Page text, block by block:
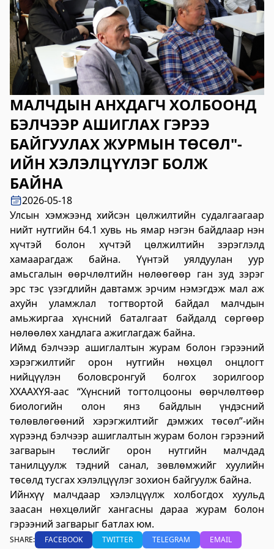
2023-06-06 14:53:59
Дэлгэрэнгүй
Булган аймгийн Нийгмийн даатгалын
хэлтэс
2023-06-06 14:50:54
Дэлгэрэнгүй
Өвөрхангай аймгийн цагдаагийн газар
2023-06-06 14:46:41
Дэлгэрэнгүй
Булган аймгийн Засаг Даргын Тамгын
газар
2023-06-06 14:41:13
Дэлгэрэнгүй
Дорноговь аймаг дахь Төрийн цахим
үйлчилгээний "ХУРДАН" төв
2023-06-06 13:37:31
Дэлгэрэнгүй
Говьсүмбэр аймаг дахь Төрийн цахим
үйлчилгээний хэлтэс
2023-06-05 22:55:03
Дэлгэрэнгүй
Хөдөлмөр, халамжийн үйлчилгээний
газар
2023-06-06 06:47:28
Дэлгэрэнгүй
Улсын бүртгэлийн хэлтэс
2023-06-06 06:41:23
Дэлгэрэнгүй
МАЛЧДЫН АНХДАГЧ ХОЛБООНД
БЭЛЧЭЭР АШИГЛАХ ГЭРЭЭ
БАЙГУУЛАХ ЖУРМЫН ТӨСӨЛ"-
ИЙН ХЭЛЭЛЦҮҮЛЭГ БОЛЖ
БАЙНА
2026-05-18
Улсын хэмжээнд хийсэн цөлжилтийн судалгаагаар
нийт нутгийн 64.1 хувь нь ямар нэгэн байдлаар нэн
хүчтэй болон хүчтэй цөлжилтийн зэрэглэлд
хамаарагдаж байна. Үүнтэй уялдуулан уур
амьсгалын өөрчлөлтийн нөлөөгөөр ган зуд зэрэг
эрс тэс үзэгдлийн давтамж эрчим нэмэгдэж мал аж
ахуйн уламжлал тогтвортой байдал малчдын
амьжиргаа хүнсний баталгаат байдалд сөргөөр
нөлөөлөх хандлага ажиглагдаж байна.
Иймд бэлчээр ашиглалтын журам болон гэрээний
хэрэгжилтийг орон нутгийн нөхцөл онцлогт
нийцүүлэн боловсронгуй болгох зорилгоор
ХХААХҮЯ-аас “Хүнсний тогтолцооны өөрчлөлтөөр
биологийн олон янз байдлын үндэсний
төлөвлөгөөний хэрэгжилтийг дэмжих төсөл”-ийн
хүрээнд бэлчээр ашиглалтын журам болон гэрээний
загварын төслийг орон нутгийн малчдад
танилцуулж тэдний санал, зөвлөмжийг хуулийн
төсөлд тусгах хэлэлцүүлэг зохион байгуулж байна.
Ийнхүү малчдаар хэлэлцүүлж холбогдох хуульд
заасан нөхцөлийг хангасны дараа журам болон
гэрээний загварыг батлах юм.
SHARE: FACEBOOK TWITTER TELEGRAM
EMAIL